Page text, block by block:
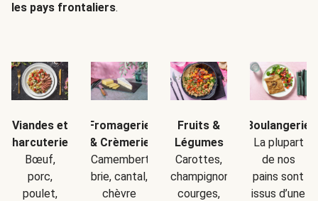
les pays frontaliers.
Viandes et
charcuteries
Bœuf,
porc,
poulet,
Fromagerie
& Crèmerie
Camembert,
brie, cantal,
chèvre
Fruits &
Légumes
Carottes,
champignons,
courges,
Boulangerie
La plupart
de nos
pains sont
issus d’une